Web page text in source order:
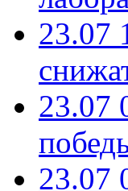
23.07
23.07
23.07